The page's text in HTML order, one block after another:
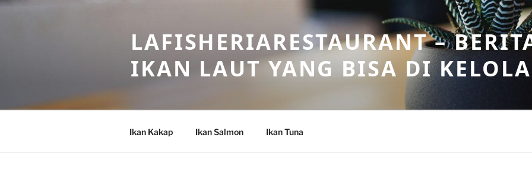
Skip
LAFISHERIARESTAURANT –
IKAN LAUT YANG BISA DI
Ikan Kakap Ikan Salmon Ikan Tuna